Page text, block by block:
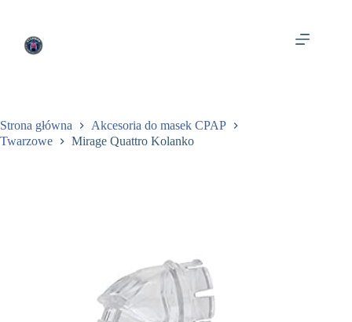
Strona główna
Akcesoria do masek CPAP
Twarzowe
Mirage Quattro Kolanko